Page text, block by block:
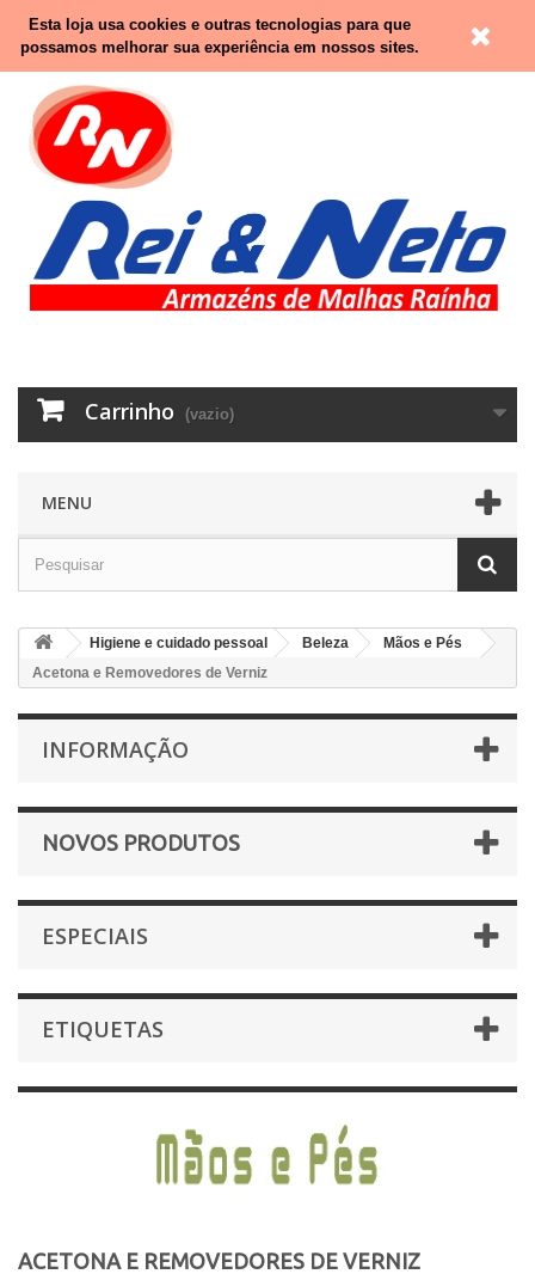
Contacte-nos
Carrinho (vazio)
MENU
Higiene e cuidado pessoal Beleza
Mãos e Pés
Acetona e Removedores de Verniz
INFORMAÇÃO
NOVOS PRODUTOS
ESPECIAIS
ETIQUETAS
ACETONA E REMOVEDORES DE VERNIZ
Esta loja usa cookies e outras tecnologias para que
possamos melhorar sua experiência em nossos sites.